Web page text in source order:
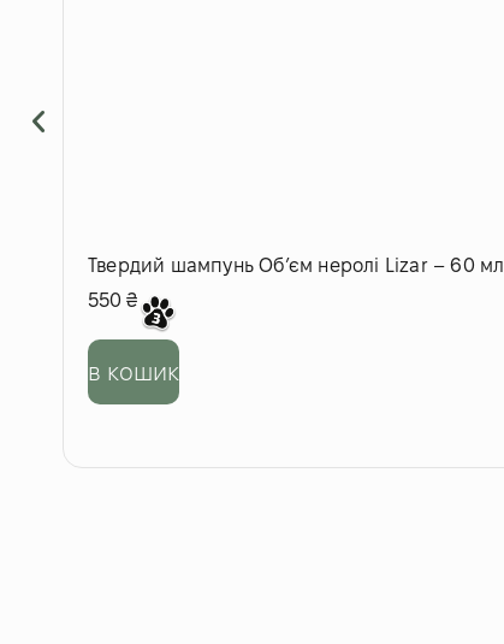
Твердий шампунь Обʼєм неролі Lizar – 60 мл
550 ₴
в кошик